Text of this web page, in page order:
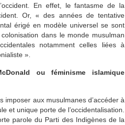
En effet, le fantasme de la
Or, « des années de tentative
érigé en modèle universel se sont
dans le monde musulman
notamment celles liées à
».
ou féminisme islamique
imposer aux musulmanes d’accéder à
et unique porte de l’occidentalisation.
parole du Parti des Indigènes de la